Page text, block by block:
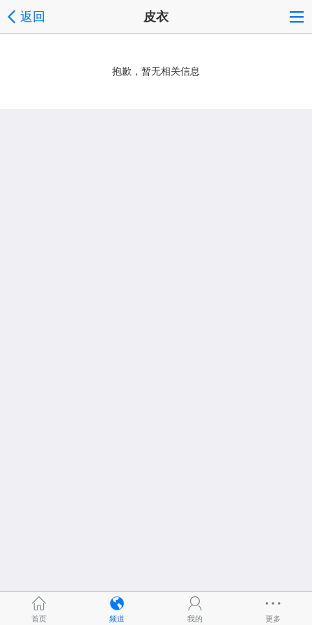
返回 皮衣
抱歉，暂无相关信息
首页 频道 我的 更多